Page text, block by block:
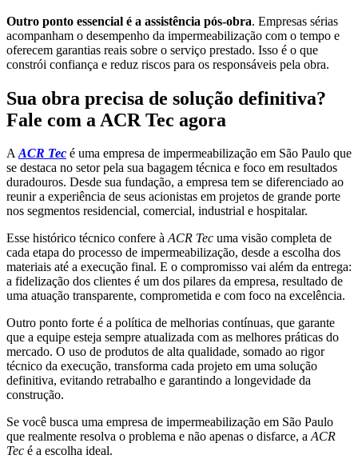
Outro ponto essencial é a assistência pós-obra. Empresas sérias
acompanham o desempenho da impermeabilização com o tempo e
oferecem garantias reais sobre o serviço prestado. Isso é o que
constrói confiança e reduz riscos para os responsáveis pela obra.
Sua obra precisa de solução definitiva?
Fale com a ACR Tec agora
AACR Tec é uma empresa de impermeabilização em São Paulo que
se destaca no setor pela sua bagagem técnica e foco em resultados
duradouros. Desde sua fundação, a empresa tem se diferenciado ao
reunir a experiência de seus acionistas em projetos de grande porte
nos segmentos residencial, comercial, industrial e hospitalar.
Esse histórico técnico confere àACR Tec uma visão completa de
cada etapa do processo de impermeabilização, desde a escolha dos
materiais até a execução final. E o compromisso vai além da entrega:
a fidelização dos clientes é um dos pilares da empresa, resultado de
uma atuação transparente, comprometida e com foco na excelência.
Outro ponto forte é a política de melhorias contínuas, que garante
que a equipe esteja sempre atualizada com as melhores práticas do
mercado. O uso de produtos de alta qualidade, somado ao rigor
técnico da execução, transforma cada projeto em uma solução
definitiva, evitando retrabalho e garantindo a longevidade da
construção.
Se você busca uma empresa de impermeabilização em São Paulo
que realmente resolva o problema e não apenas o disfarce, aACR
Tec é a escolha ideal.